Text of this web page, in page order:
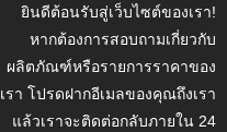
ยินดีต้อนรับสู่เว็บไซต์ของเรา!
หากต้องการสอบถามเกี่ยวกับ
ผลิตภัณฑ์หรือรายการราคาของ
เรา โปรดฝากอีเมลของคุณถึงเรา
แล้วเราจะติดต่อกลับภายใน 24